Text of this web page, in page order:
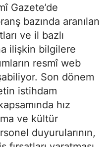
Gazete’de
bazında aranılan
ve il bazlı
ilişkin bilgilere
resmî web
Son dönem
istihdam
hız
ve kültür
duyurularının,